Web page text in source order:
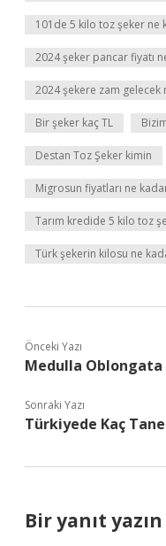
101de 5 kilo toz şeker ne
2024 şeker pancar fiyatı
2024 şekere zam gelecek
Bir şeker kaç TL
Destan Toz Şeker kimin
Migrosun fiyatları ne
Tarım kredide 5 kilo toz
Türk şekerin kilosu ne
Önceki Yazı
Medulla Oblongata
Sonraki Yazı
Türkiyede Kaç
Bir yanıt yazın